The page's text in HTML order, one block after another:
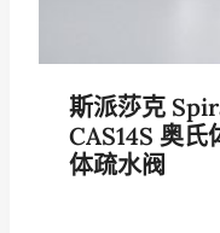
斯派莎克
CAS14S 奥
体疏水阀